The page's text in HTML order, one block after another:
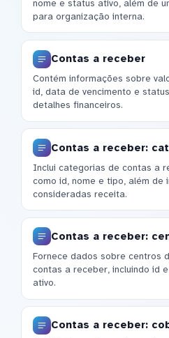
nome e status ativo, além de
para organização interna.
Contas a receber
Contém informações sobre
id, data de vencimento e
detalhes financeiros.
Contas a receber:
Inclui categorias de contas a
como id, nome e tipo, além de
consideradas receita.
Contas a receber:
Fornece dados sobre centros
contas a receber, incluindo id
ativo.
Contas a receber: